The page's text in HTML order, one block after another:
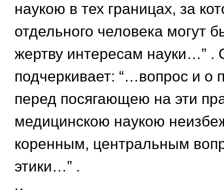
наукою в тех границах, за
отдельного человека могут
жертву интересам науки…” .
подчеркивает: “…вопрос и о
перед посягающею на эти
медицинскою наукою
коренным, центральным
этики…” .